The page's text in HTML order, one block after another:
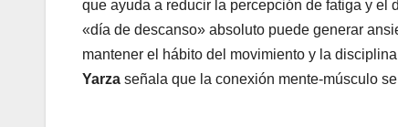
que ayuda a reducir la percepción de fatiga y el
«día de descanso» absoluto puede generar
mantener el hábito del movimiento y la
Yarza señala que la conexión mente-músculo